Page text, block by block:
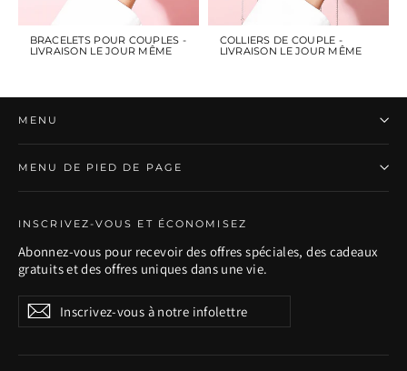
BRACELETS POUR COUPLES -
LIVRAISON LE JOUR MÊME
COLLIERS DE COUPLE -
LIVRAISON LE JOUR MÊME
MENU
MENU DE PIED DE PAGE
INSCRIVEZ-VOUS ET ÉCONOMISEZ
Abonnez-vous pour recevoir des offres spéciales, des cadeaux
gratuits et des offres uniques dans une vie.
Inscrivez-
vous
à
infolettre
S'inscrireS'inscrire